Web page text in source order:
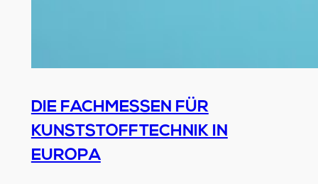
DIE FACHMESSEN FÜR
KUNSTSTOFFTECHNIK IN
EUROPA